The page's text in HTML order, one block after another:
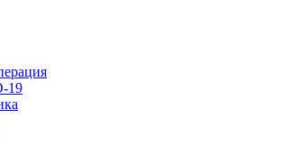
19